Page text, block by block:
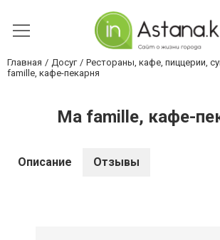
Главная Досуг Рестораны, кафе, пиццерии,
famille, кафе-пекарня
Ma famille, кафе-
Описание Отзывы